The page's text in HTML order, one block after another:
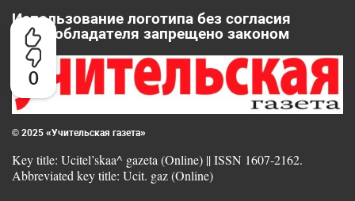
0
Использование логотипа без согласия
правообладателя запрещено законом
© 2025 «Учительская газета»
Key title: Ucitel’skaa^ gazeta (Online) || ISSN 1607-2162.
Abbreviated key title: Ucit. gaz (Online)